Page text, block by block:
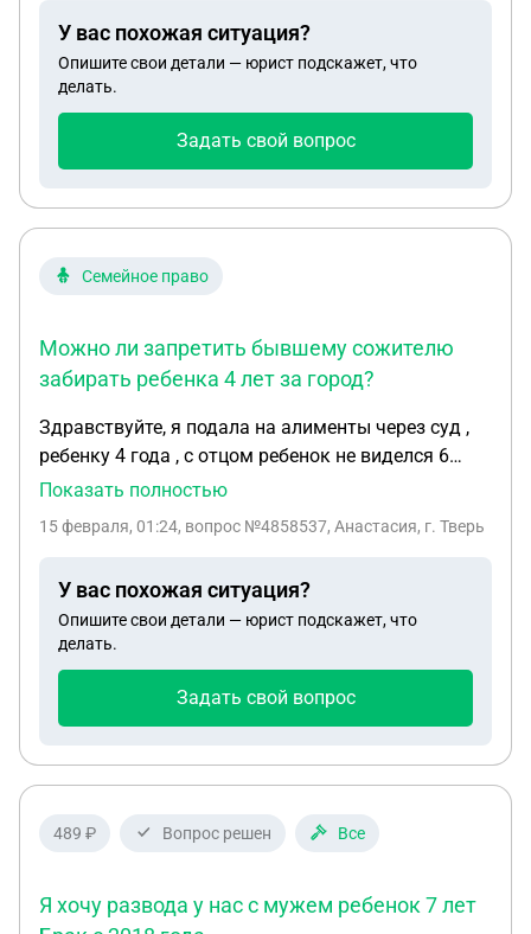
получить
У вас похожая ситуация?
Опишите свои детали — юрист подскажет, что
делать.
Задать свой вопрос
Семейное право
Можно ли запретить бывшему сожителю
забирать ребенка 4 лет за город?
Здравствуйте, я подала на алименты через суд ,
ребенку 4 года , с отцом ребенок не виделся 6
месяцев , в итоге , сейчас бывший гражданский
препятствую их общения,но бывший хочет брать
ехал загород с ним , так как ребенок 4 года ,
маленький, и он очень привязан ко мне к матери ,
имею ли я права не пускать такого маленького
Показать полностью
15 февраля, 01:24, вопрос №4858537, Анастасия, г. Тверь
У вас похожая ситуация?
Опишите свои детали — юрист подскажет, что
делать.
Задать свой вопрос
489 ₽ Вопрос решен Все
Я хочу развода у нас с мужем ребенок 7 лет